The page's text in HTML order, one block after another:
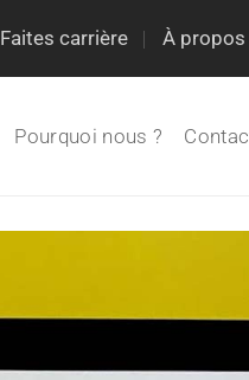
Faites carrière À propos
Pourquoi nous ?